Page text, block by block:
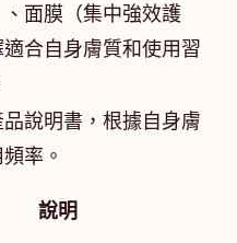
面膜（集中強效護
合自身膚質和使用習
說明書，根據自身膚
率。
說明